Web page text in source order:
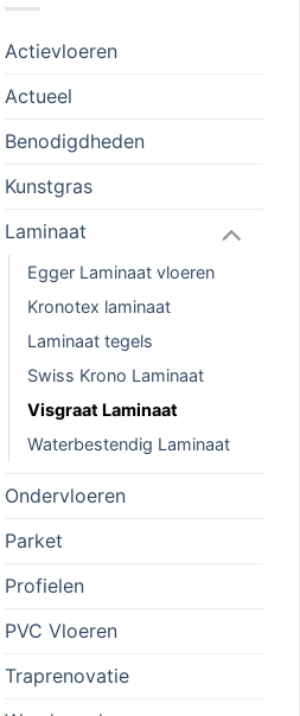
Actievloeren
Actueel
Benodigdheden
Kunstgras
Laminaat
Egger Laminaat vloeren
Kronotex laminaat
Laminaat tegels
Swiss Krono Laminaat
Visgraat Laminaat
Waterbestendig Laminaat
Ondervloeren
Parket
Profielen
PVC Vloeren
Traprenovatie